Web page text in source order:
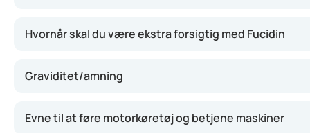
Hvornår skal du være ekstra forsigtig med Fucidin
Graviditet/amning
Evne til at føre motorkøretøj og betjene maskiner